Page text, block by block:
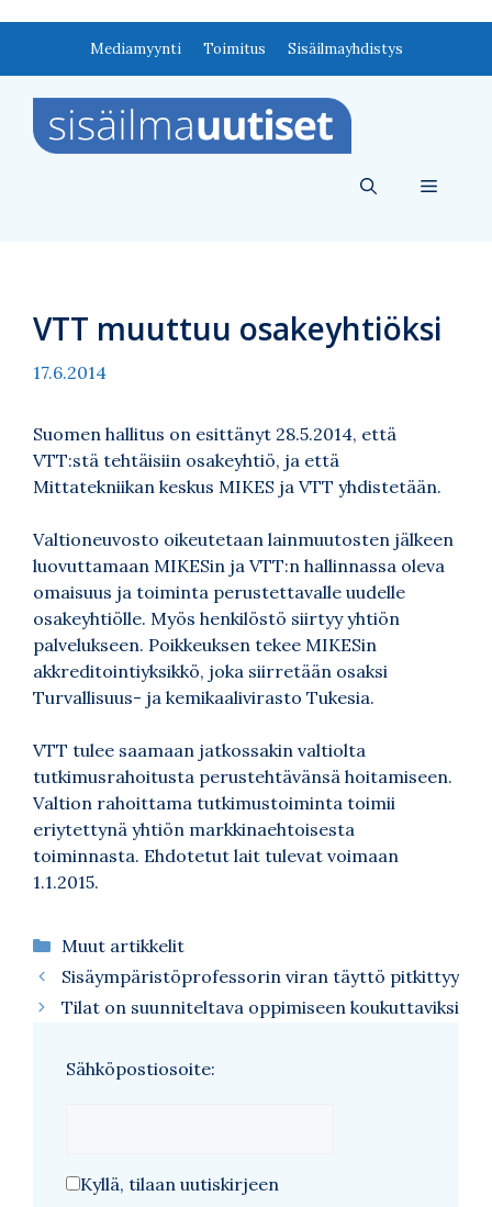
Mediamyynti Toimitus Sisäilmayhdistys
Valikko
VTT muuttuu osakeyhtiöksi
17.6.2014
Suomen hallitus on esittänyt 28.5.2014, että
VTT:stä tehtäisiin osakeyhtiö, ja että
Mittatekniikan keskus MIKES ja VTT yhdistetään.
Valtioneuvosto oikeutetaan lainmuutosten jälkeen
luovuttamaan MIKESin ja VTT:n hallinnassa oleva
omaisuus ja toiminta perustettavalle uudelle
osakeyhtiölle. Myös henkilöstö siirtyy yhtiön
palvelukseen. Poikkeuksen tekee MIKESin
akkreditointiyksikkö, joka siirretään osaksi
Turvallisuus- ja kemikaalivirasto Tukesia.
VTT tulee saamaan jatkossakin valtiolta
tutkimusrahoitusta perustehtävänsä hoitamiseen.
Valtion rahoittama tutkimustoiminta toimii
eriytettynä yhtiön markkinaehtoisesta
toiminnasta. Ehdotetut lait tulevat voimaan
1.1.2015.
Kategoriat
Muut artikkelit
Sisäympäristöprofessorin viran täyttö pitkittyy
Tilat on suunniteltava oppimiseen koukuttaviksi
Sähköpostiosoite:
Kyllä, tilaan uutiskirjeen